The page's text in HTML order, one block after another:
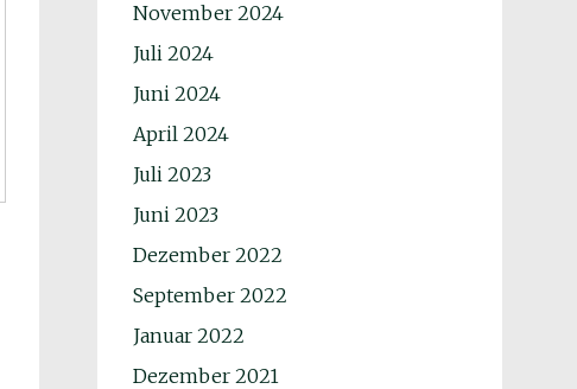
November 2024
Juli 2024
Juni 2024
April 2024
Juli 2023
Juni 2023
Dezember 2022
September 2022
Januar 2022
Dezember 2021